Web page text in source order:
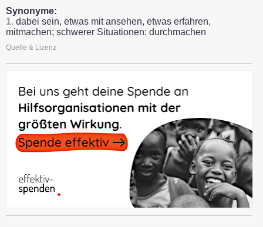
Synonyme:
1. dabei sein, etwas mit ansehen, etwas erfahren,
mitmachen; schwerer Situationen: durchmachen
Quelle & Lizenz